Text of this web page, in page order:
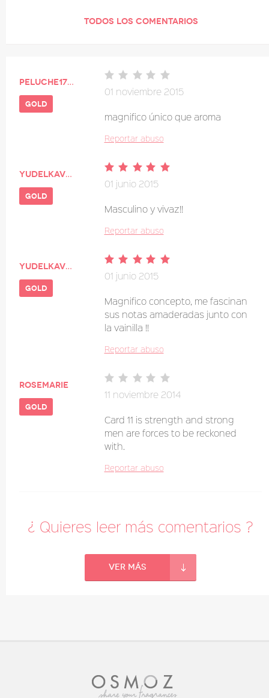
TODOS LOS COMENTARIOS
peluche1705
gold
01 noviembre 2015
magnifico único que aroma
Reportar abuso
Yudelkavega
gold
01 junio 2015
Masculino y vivaz!!
Reportar abuso
Yudelkavega
gold
01 junio 2015
Magnifico concepto, me fascinan
sus notas amaderadas junto con
la vainilla !!
Reportar abuso
Rosemarie
gold
11 noviembre 2014
Card 11 is strength and strong
men are forces to be reckoned
with.
Reportar abuso
¿ Quieres leer más comentarios ?
Ver más